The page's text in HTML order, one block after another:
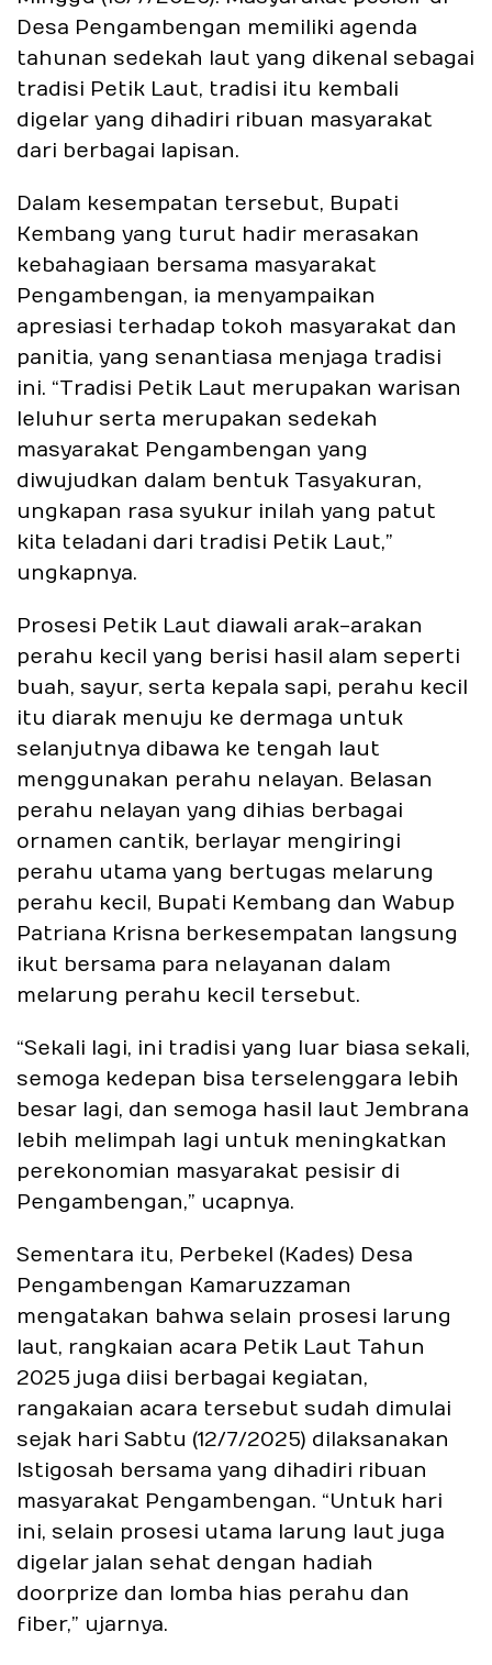
Desa Pengambengan memiliki agenda
tahunan sedekah laut yang dikenal sebagai
tradisi Petik Laut, tradisi itu kembali
digelar yang dihadiri ribuan masyarakat
dari berbagai lapisan.
Dalam kesempatan tersebut, Bupati
Kembang yang turut hadir merasakan
kebahagiaan bersama masyarakat
Pengambengan, ia menyampaikan
apresiasi terhadap tokoh masyarakat dan
panitia, yang senantiasa menjaga tradisi
ini. “Tradisi Petik Laut merupakan warisan
leluhur serta merupakan sedekah
masyarakat Pengambengan yang
diwujudkan dalam bentuk Tasyakuran,
ungkapan rasa syukur inilah yang patut
kita teladani dari tradisi Petik Laut,”
ungkapnya.
Prosesi Petik Laut diawali arak-arakan
perahu kecil yang berisi hasil alam seperti
buah, sayur, serta kepala sapi, perahu kecil
itu diarak menuju ke dermaga untuk
selanjutnya dibawa ke tengah laut
menggunakan perahu nelayan. Belasan
perahu nelayan yang dihias berbagai
ornamen cantik, berlayar mengiringi
perahu utama yang bertugas melarung
perahu kecil, Bupati Kembang dan Wabup
Patriana Krisna berkesempatan langsung
ikut bersama para nelayanan dalam
melarung perahu kecil tersebut.
“Sekali lagi, ini tradisi yang luar biasa sekali,
semoga kedepan bisa terselenggara lebih
besar lagi, dan semoga hasil laut Jembrana
lebih melimpah lagi untuk meningkatkan
perekonomian masyarakat pesisir di
Pengambengan,” ucapnya.
Sementara itu, Perbekel (Kades) Desa
Pengambengan Kamaruzzaman
mengatakan bahwa selain prosesi larung
laut, rangkaian acara Petik Laut Tahun
2025 juga diisi berbagai kegiatan,
rangakaian acara tersebut sudah dimulai
sejak hari Sabtu (12/7/2025) dilaksanakan
Istigosah bersama yang dihadiri ribuan
masyarakat Pengambengan. “Untuk hari
ini, selain prosesi utama larung laut juga
digelar jalan sehat dengan hadiah
doorprize dan lomba hias perahu dan
fiber,” ujarnya.